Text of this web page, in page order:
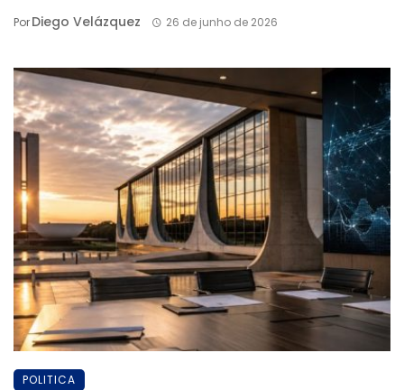
PorDiego Velázquez 26 de junho de 2026
POLITICA